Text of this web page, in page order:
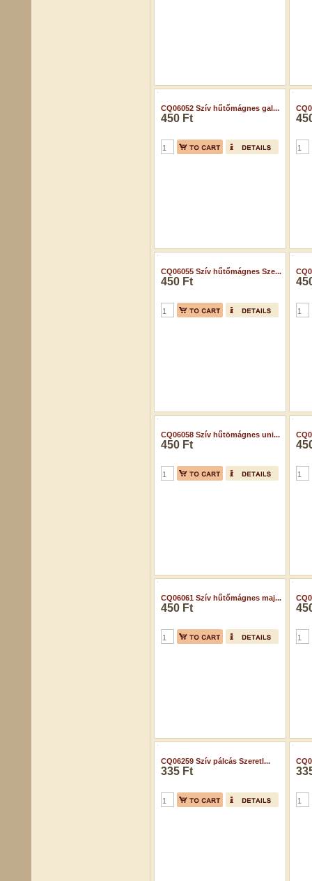
CQ06052 Szív hűtőmágnes gal...
450 Ft
CQ06055 Szív hűtőmágnes Sze...
450 Ft
CQ06058 Szív hűtömágnes uni...
450 Ft
CQ06061 Szív hűtőmágnes maj...
450 Ft
CQ06259 Szív pálcás Szeretl...
335 Ft